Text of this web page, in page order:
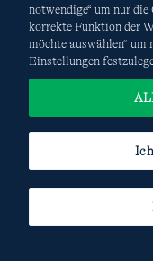
Diese Website ist
notwendige“ um nur
korrekte Funktion der
möchte auswählen“ um
Einstellungen